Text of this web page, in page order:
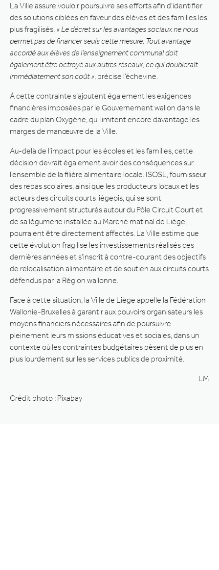
La Ville assure vouloir poursuivre ses efforts afin d’identifier
des solutions ciblées en faveur des élèves et des familles les
plus fragilisés. « Le décret sur les avantages sociaux ne nous
permet pas de financer seuls cette mesure. Tout avantage
accordé aux élèves de l’enseignement communal doit
également être octroyé aux autres réseaux, ce qui doublerait
immédiatement son coût » , précise l’échevine.
À cette contrainte s’ajoutent également les exigences
financières imposées par le Gouvernement wallon dans le
cadre du plan Oxygène, qui limitent encore davantage les
marges de manœuvre de la Ville.
Au-delà de l’impact pour les écoles et les familles, cette
décision devrait également avoir des conséquences sur
l’ensemble de la filière alimentaire locale. ISOSL, fournisseur
des repas scolaires, ainsi que les producteurs locaux et les
acteurs des circuits courts liégeois, qui se sont
progressivement structurés autour du Pôle Circuit Court et
de sa légumerie installée au Marché matinal de Liège,
pourraient être directement affectés. La Ville estime que
cette évolution fragilise les investissements réalisés ces
dernières années et s’inscrit à contre-courant des objectifs
de relocalisation alimentaire et de soutien aux circuits courts
défendus par la Région wallonne.
Face à cette situation, la Ville de Liège appelle la Fédération
Wallonie-Bruxelles à garantir aux pouvoirs organisateurs les
moyens financiers nécessaires afin de poursuivre
pleinement leurs missions éducatives et sociales, dans un
contexte où les contraintes budgétaires pèsent de plus en
plus lourdement sur les services publics de proximité.
LM
Crédit photo : Pixabay